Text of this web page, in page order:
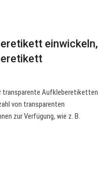
einwickeln,
transparente Aufkleberetiketten
von transparenten
zur Verfügung, wie z. B.